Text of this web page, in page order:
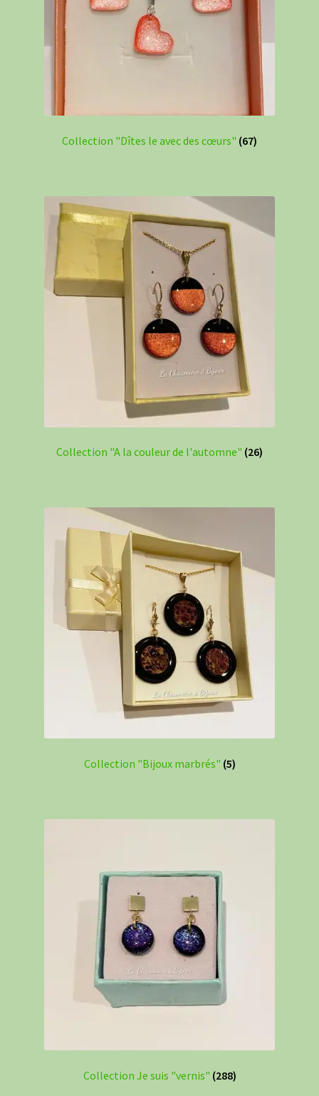
Collection "Dîtes le avec des cœurs" (67)
Collection "A la couleur de l'automne" (26)
Collection "Bijoux marbrés" (5)
Collection Je suis "vernis" (288)